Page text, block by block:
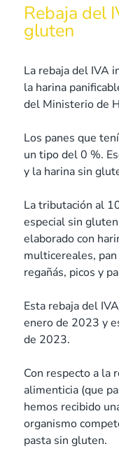
Rebaja del
gluten
La rebaja del IVA
la harina
del Ministerio de
Los panes que
un tipo del 0 %.
y la harina sin
La tributación al
especial sin
elaborado con
multicereales,
regañás, picos y
Esta rebaja del
enero de 2023 y
de 2023.
Con respecto a la
alimenticia (que
hemos recibido
organismo
pasta sin gluten.